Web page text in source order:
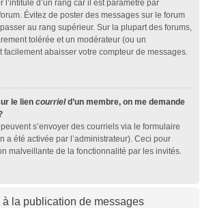
l’intitulé d’un rang car il est paramétré par
Évitez de poster des messages sur le forum
au rang supérieur. Sur la plupart des forums,
tolérée et un modérateur (ou un
facilement abaisser votre compteur de messages.
le lien courrield’un membre, on me demande
s’envoyer des courriels via le formulaire
a été activée par l’administrateur). Ceci pour
malveillante de la fonctionnalité par les invités.
la publication de messages